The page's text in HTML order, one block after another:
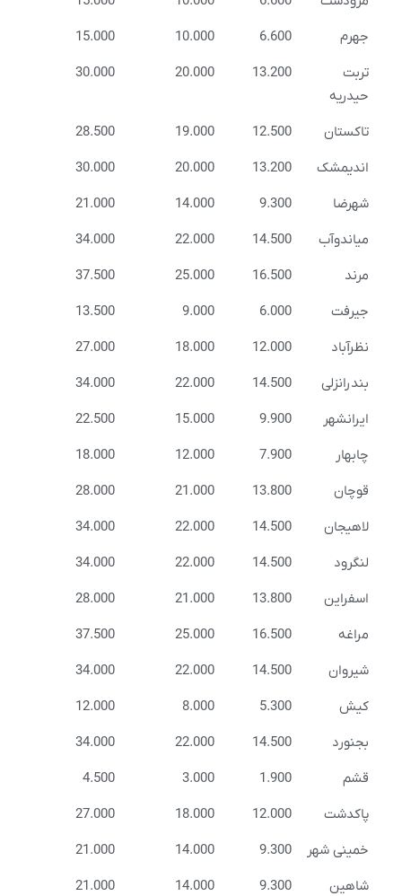
جهرم
6.600
10.000
15.000
تربت
حیدریه
13.200
20.000
30.000
تاکستان 12.500
19.000
28.500
اندیمشک
13.200
20.000
30.000
شهرضا
9.300
14.000
21.000
میاندوآب
14.500
22.000
34.000
مرند
16.500
25.000
37.500
جیرفت
6.000
9.000
13.500
نظرآباد
12.000
18.000
27.000
بندرانزلی
14.500
22.000
34.000
ایرانشهر
9.900
15.000
22.500
چابهار
7.900
12.000
18.000
قوچان
13.800
21.000
28.000
لاهیجان
14.500
22.000
34.000
لنگرود
14.500
22.000
34.000
اسفراین
13.800
21.000
28.000
مراغه
16.500
25.000
37.500
شیروان
14.500
22.000
34.000
کیش
5.300
8.000
12.000
بجنورد
14.500
22.000
34.000
قشم
1.900
3.000
4.500
پاکدشت
12.000
18.000
27.000
خمینی شهر
9.300
14.000
21.000
شاهین
9.300
14.000
21.000